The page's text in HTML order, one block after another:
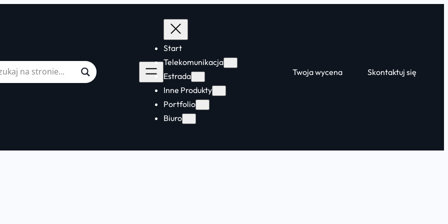
Start
Telekomunikacja
Estrada
Inne Produkty
Portfolio
Biuro
Twoja wycena Skontaktuj się